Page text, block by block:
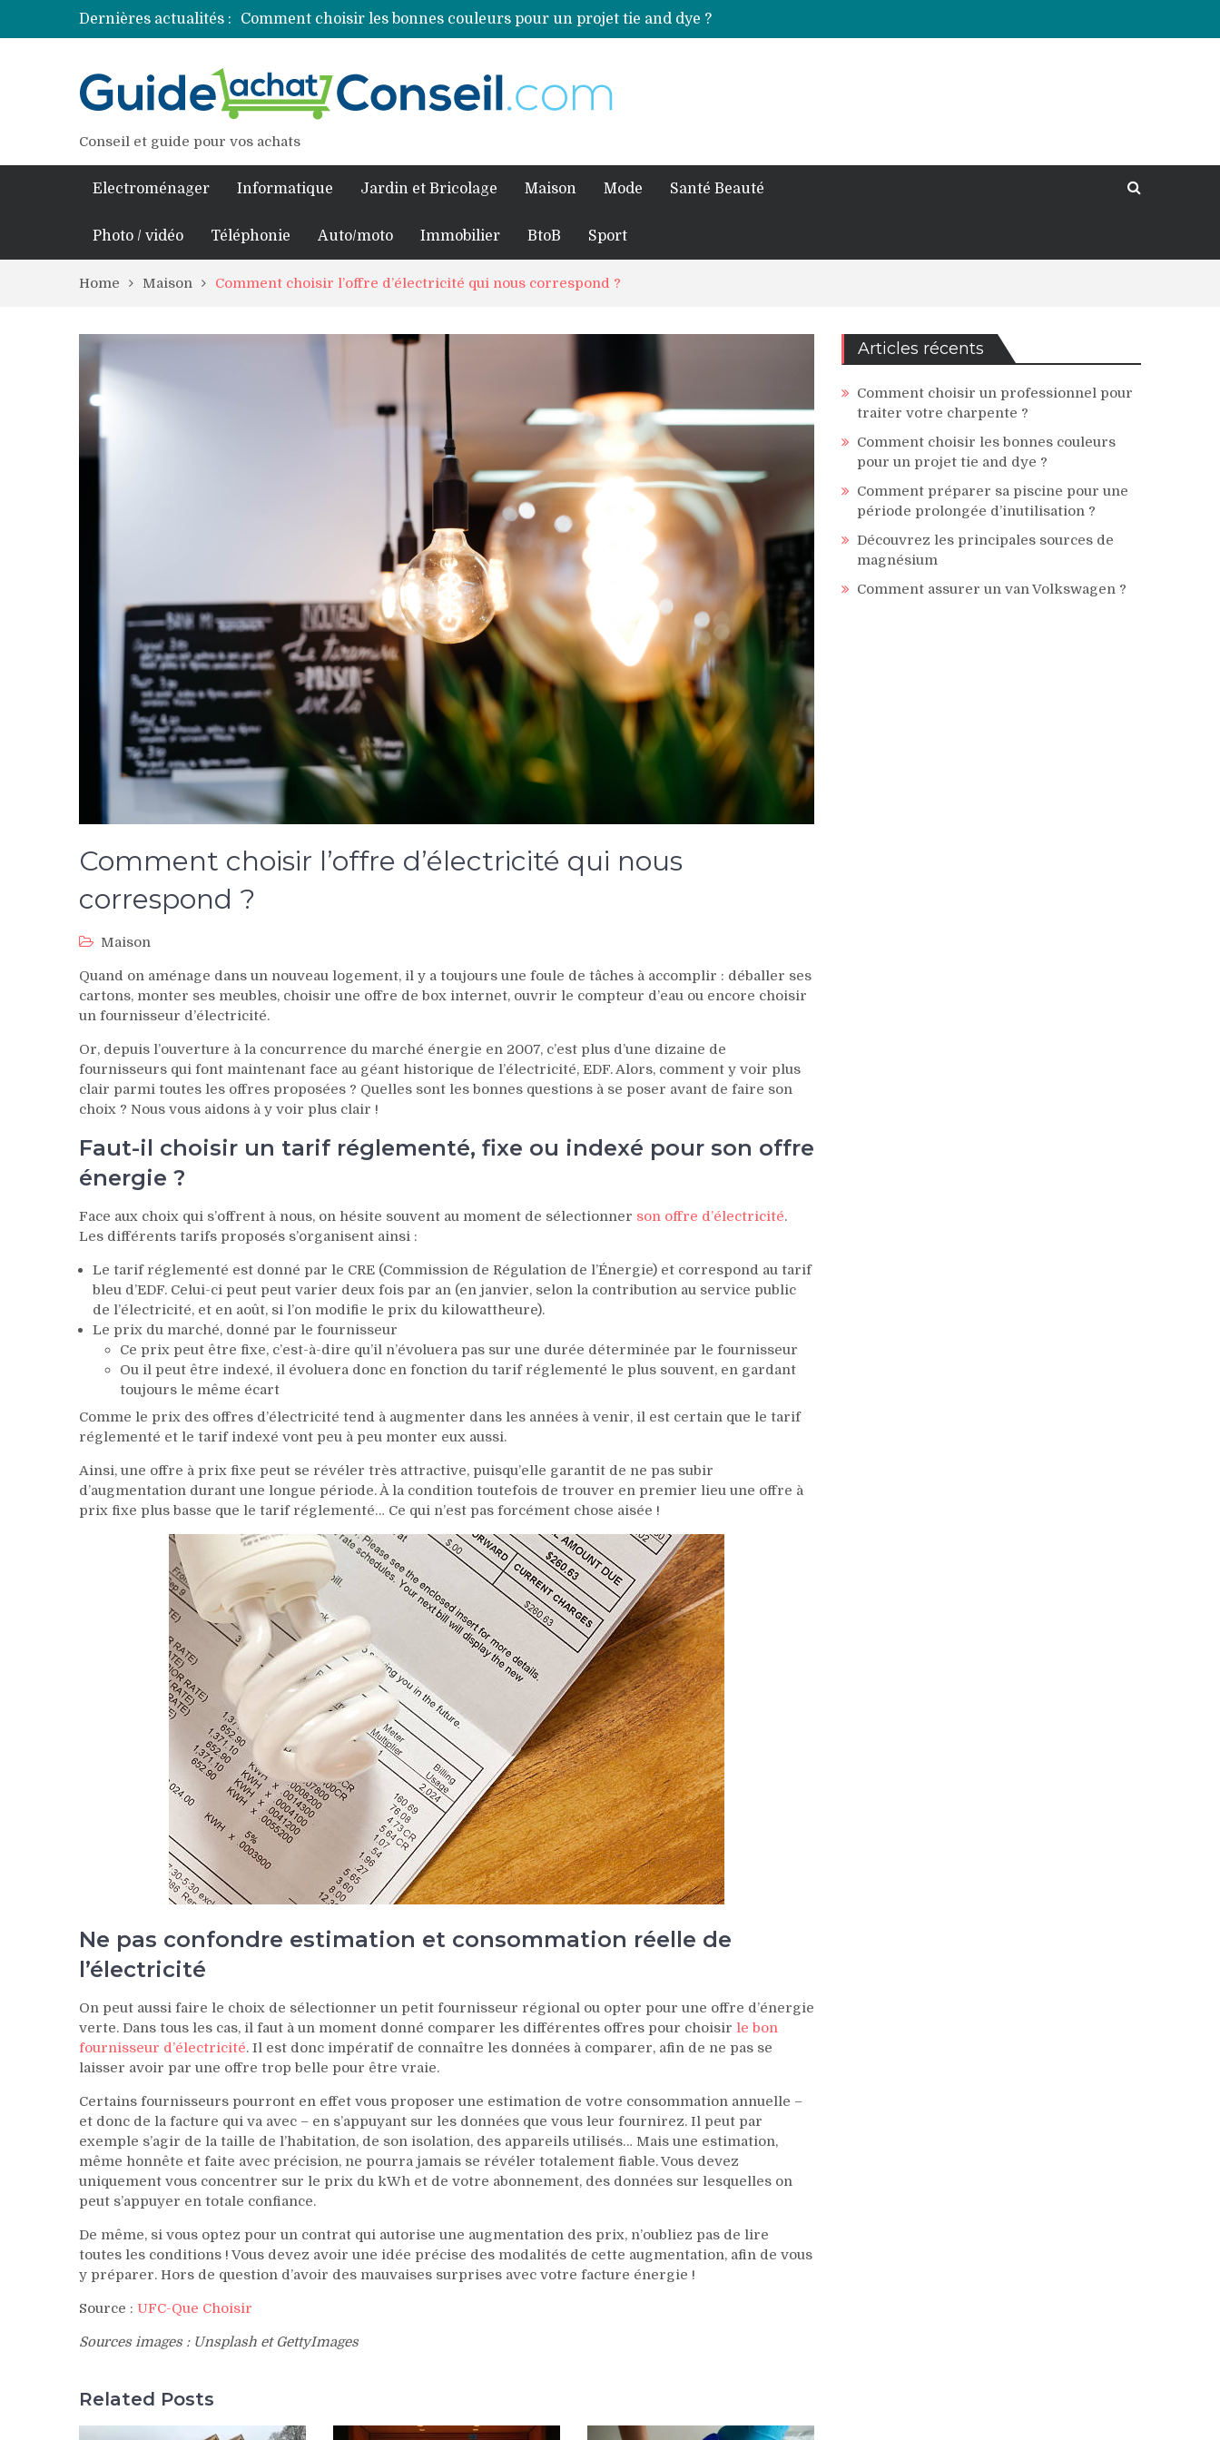
Dernières actualités :
Comment choisir les bonnes couleurs pour un projet tie and dye ?
Comment préparer sa piscine pour une période prolongée d’inutilisation ?
Comment assurer un van Volkswagen ?
Comment choisir un professionnel pour traiter votre charpente ?
Conseil et guide pour vos achats
Electroménager Informatique Jardin et Bricolage Maison Mode Santé Beauté
Photo / vidéo Téléphonie Auto/moto Immobilier BtoB Sport
Home Maison Comment choisir l’offre d’électricité qui nous correspond ?
Comment choisir l’offre d’électricité qui nous
correspond ?
Maison
Quand on aménage dans un nouveau logement, il y a toujours une foule de tâches à accomplir : déballer ses
cartons, monter ses meubles, choisir une offre de box internet, ouvrir le compteur d’eau ou encore choisir
un fournisseur d’électricité.
Or, depuis l’ouverture à la concurrence du marché énergie en 2007, c’est plus d’une dizaine de
fournisseurs qui font maintenant face au géant historique de l’électricité, EDF. Alors, comment y voir plus
clair parmi toutes les offres proposées ? Quelles sont les bonnes questions à se poser avant de faire son
choix ? Nous vous aidons à y voir plus clair !
Faut-il choisir un tarif réglementé, fixe ou indexé pour son offre
énergie ?
Face aux choix qui s’offrent à nous, on hésite souvent au moment de sélectionner son offre d’électricité.
Les différents tarifs proposés s’organisent ainsi :
Le tarif réglementé est donné par le CRE (Commission de Régulation de l’Énergie) et correspond au tarif
bleu d’EDF. Celui-ci peut peut varier deux fois par an (en janvier, selon la contribution au service public
de l’électricité, et en août, si l’on modifie le prix du kilowattheure).
Le prix du marché, donné par le fournisseur
Ce prix peut être fixe, c’est-à-dire qu’il n’évoluera pas sur une durée déterminée par le fournisseur
Ou il peut être indexé, il évoluera donc en fonction du tarif réglementé le plus souvent, en gardant
toujours le même écart
Comme le prix des offres d’électricité tend à augmenter dans les années à venir, il est certain que le tarif
réglementé et le tarif indexé vont peu à peu monter eux aussi.
Ainsi, une offre à prix fixe peut se révéler très attractive, puisqu’elle garantit de ne pas subir
d’augmentation durant une longue période. À la condition toutefois de trouver en premier lieu une offre à
prix fixe plus basse que le tarif réglementé… Ce qui n’est pas forcément chose aisée !
Ne pas confondre estimation et consommation réelle de
l’électricité
On peut aussi faire le choix de sélectionner un petit fournisseur régional ou opter pour une offre d’énergie
verte. Dans tous les cas, il faut à un moment donné comparer les différentes offres pour choisir le bon
fournisseur d’électricité. Il est donc impératif de connaître les données à comparer, afin de ne pas se
laisser avoir par une offre trop belle pour être vraie.
Certains fournisseurs pourront en effet vous proposer une estimation de votre consommation annuelle –
et donc de la facture qui va avec – en s’appuyant sur les données que vous leur fournirez. Il peut par
exemple s’agir de la taille de l’habitation, de son isolation, des appareils utilisés… Mais une estimation,
même honnête et faite avec précision, ne pourra jamais se révéler totalement fiable. Vous devez
uniquement vous concentrer sur le prix du kWh et de votre abonnement, des données sur lesquelles on
peut s’appuyer en totale confiance.
De même, si vous optez pour un contrat qui autorise une augmentation des prix, n’oubliez pas de lire
toutes les conditions ! Vous devez avoir une idée précise des modalités de cette augmentation, afin de vous
y préparer. Hors de question d’avoir des mauvaises surprises avec votre facture énergie !
Source : UFC-Que Choisir
Sources images : Unsplash et GettyImages
Related Posts
Articles récents
Comment choisir un professionnel pour
traiter votre charpente ?
Comment choisir les bonnes couleurs
pour un projet tie and dye ?
Comment préparer sa piscine pour une
période prolongée d’inutilisation ?
Découvrez les principales sources de
magnésium
Comment assurer un van Volkswagen ?